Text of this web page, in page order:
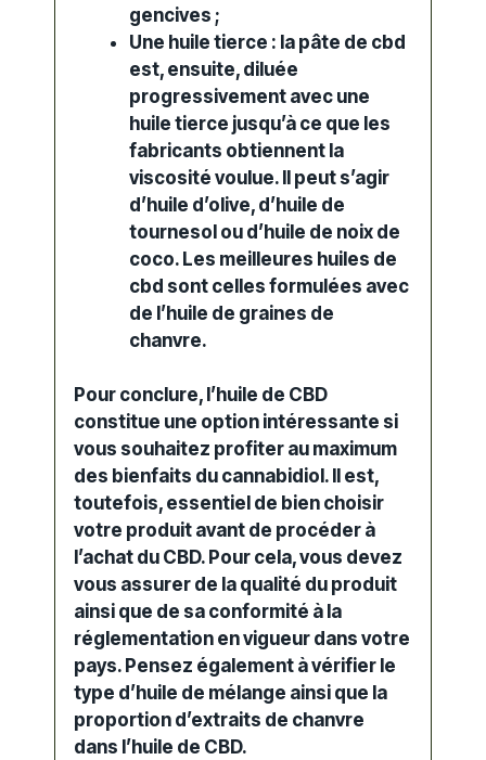
gencives ;
Une huile tierce : la pâte de cbd
est, ensuite, diluée
progressivement avec une
huile tierce jusqu’à ce que les
fabricants obtiennent la
viscosité voulue. Il peut s’agir
d’huile d’olive, d’huile de
tournesol ou d’huile de noix de
coco. Les meilleures huiles de
cbd sont celles formulées avec
de l’huile de graines de
chanvre.
Pour conclure, l’huile de CBD
constitue une option intéressante si
vous souhaitez profiter au maximum
des bienfaits du cannabidiol. Il est,
toutefois, essentiel de bien choisir
votre produit avant de procéder à
l’achat du CBD. Pour cela, vous devez
vous assurer de la qualité du produit
ainsi que de sa conformité à la
réglementation en vigueur dans votre
pays. Pensez également à vérifier le
type d’huile de mélange ainsi que la
proportion d’extraits de chanvre
dans l’huile de CBD.